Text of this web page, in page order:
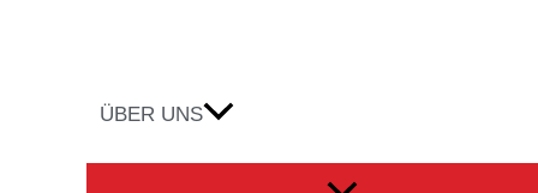
ÜBER UNS
Menü